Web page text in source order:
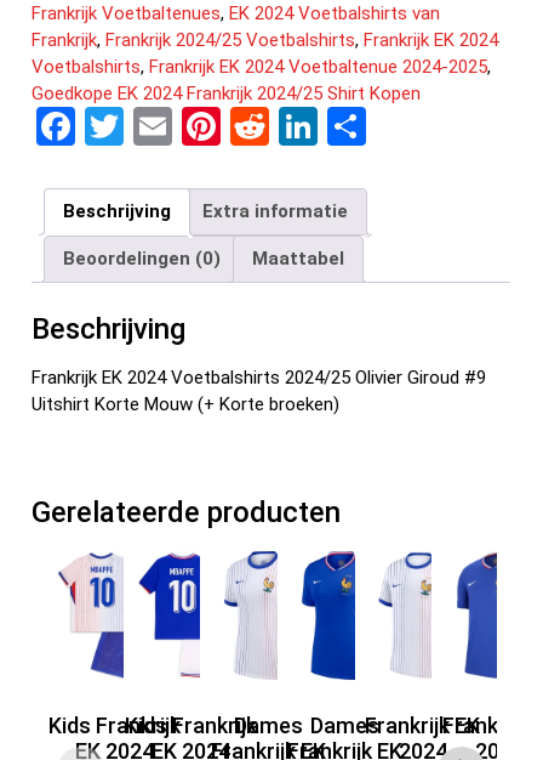
Frankrijk Voetbaltenues,EK 2024 Voetbalshirts van
Frankrijk,Frankrijk 2024/25 Voetbalshirts,Frankrijk EK 2024
Voetbalshirts,Frankrijk EK 2024 Voetbaltenue 2024-2025,
Goedkope EK 2024 Frankrijk 2024/25 Shirt Kopen
F
ce
b
o
o
k
T
tt
er
E
ail
Pi
er
es
t
R
d
di
t
Li
ke
dI
n
e
n
Beschrijving Extra informatie
Beoordelingen (0) Maattabel
Beschrijving
Frankrijk EK 2024 Voetbalshirts 2024/25 Olivier Giroud #9
Uitshirt Korte Mouw (+ Korte broeken)
Gerelateerde producten
Kids Frankrijk
EK 2024
Kids Frankrijk
EK 2024
Dames
Frankrijk EK
Dames
Frankrijk EK
Frankrijk EK
2024
Frankrijk
2024